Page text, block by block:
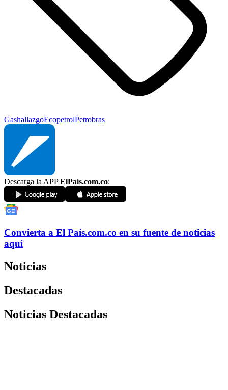
GashallazgoEcopetrolPetrobras
Descarga la APPElPaís.com.co:
Convierta a El País.com.co en su fuente de noticias
aquí
Noticias
Destacadas
Noticias Destacadas